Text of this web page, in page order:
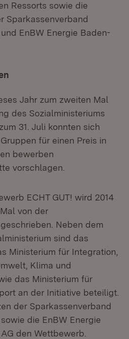
Ressorts sowie die
Sparkassenverband
EnBW Energie Baden-
Jahr zum zweiten Mal
des Sozialministeriums
31. Juli konnten sich
für einen Preis in
bewerben
vorschlagen.
ECHT GUT! wird 2014
von der
Neben dem
sind das
Ministerium für Integration,
Klima und
das Ministerium für
an der Initiative beteiligt.
der Sparkassenverband
die EnBW Energie
den Wettbewerb.